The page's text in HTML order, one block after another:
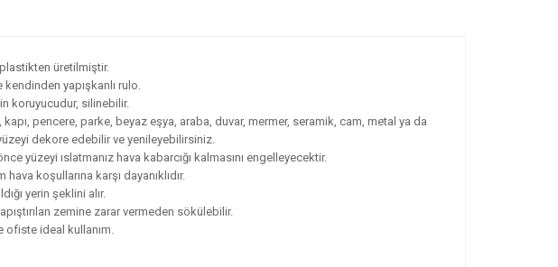
üretilmiştir.
kendinden yapışkanlı rulo.
koruyucudur, silinebilir.
pencere, parke, beyaz eşya, araba, duvar, mermer, seramik, cam, metal ya da
dekore edebilir ve yenileyebilirsiniz.
yüzeyi ıslatmanız hava kabarcığı kalmasını engelleyecektir.
hava koşullarına karşı dayanıklıdır.
yerin şeklini alır.
zemine zarar vermeden sökülebilir.
ofiste ideal kullanım.